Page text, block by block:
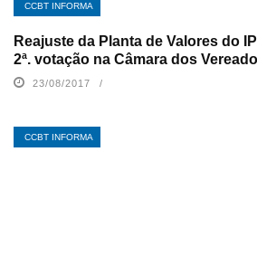
CCBT INFORMA
Reajuste da Planta de Valores do
2ª. votação na Câmara dos
23/08/2017
CCBT INFORMA